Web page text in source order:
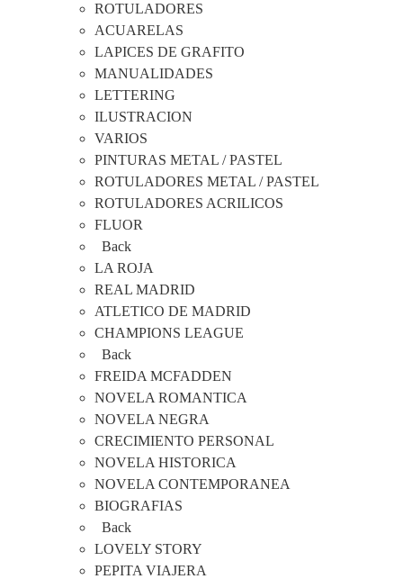
ROTULADORES
ACUARELAS
LAPICES DE GRAFITO
MANUALIDADES
LETTERING
ILUSTRACION
VARIOS
PINTURAS METAL / PASTEL
ROTULADORES METAL / PASTEL
ROTULADORES ACRILICOS
FLUOR
Back
LA ROJA
REAL MADRID
ATLETICO DE MADRID
CHAMPIONS LEAGUE
Back
FREIDA MCFADDEN
NOVELA ROMANTICA
NOVELA NEGRA
CRECIMIENTO PERSONAL
NOVELA HISTORICA
NOVELA CONTEMPORANEA
BIOGRAFIAS
Back
LOVELY STORY
PEPITA VIAJERA